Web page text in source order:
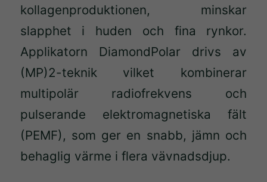
kollagenproduktionen, minskar
slapphet i huden och fina rynkor.
Applikatorn DiamondPolar drivs av
(MP)2-teknik vilket kombinerar
multipolär radiofrekvens och
pulserande elektromagnetiska fält
(PEMF), som ger en snabb, jämn och
behaglig värme i flera vävnadsdjup.